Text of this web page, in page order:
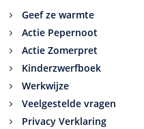
Geef ze warmte
Actie Pepernoot
Actie Zomerpret
Kinderzwerfboek
Werkwijze
Veelgestelde vragen
Privacy Verklaring